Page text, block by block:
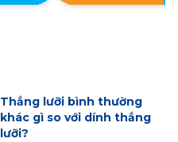
Thắng lưỡi bình thường
khác gì so với dính thắng
lưỡi?